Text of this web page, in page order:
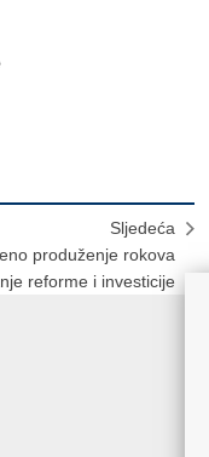
Sljedeća
produženje rokova
reforme i investicije